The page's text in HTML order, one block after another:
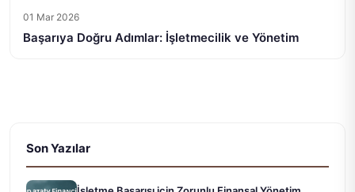
01 Mar 2026
Başarıya Doğru Adımlar: İşletmecilik ve Yönetim
Son Yazılar